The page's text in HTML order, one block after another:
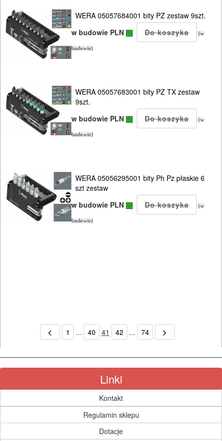
AGD
OGRODNICZE
NARZĘDZIA
PILARKI-
KOSY
MYJKI
CIŚNIENIOWE
WERA 05057684001 bity PZ zestaw 9szt.
w budowie PLN
(w
budowie)
WERA 05057683001 bity PZ TX zestaw
9szt.
w budowie PLN
(w
budowie)
WERA 05056295001 bity Ph Pz płaskie 6
szt zestaw
w budowie PLN
(w
budowie)
1 ... 40 41 42 ... 74
Linki
Kontakt
Regulamin sklepu
Dotacje